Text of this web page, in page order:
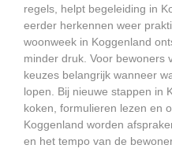
regels, helpt begeleiding in
eerder herkennen weer
woonweek in Koggenland
minder druk. Voor bewoners
keuzes belangrijk wanneer
lopen. Bij nieuwe stappen in
koken, formulieren lezen en
Koggenland worden
en het tempo van de